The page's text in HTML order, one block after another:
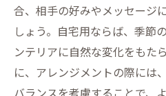
合、相手の好みやメッセージ
しょう。自宅用ならば、季節
ンテリアに自然な変化をもた
に、アレンジメントの際には